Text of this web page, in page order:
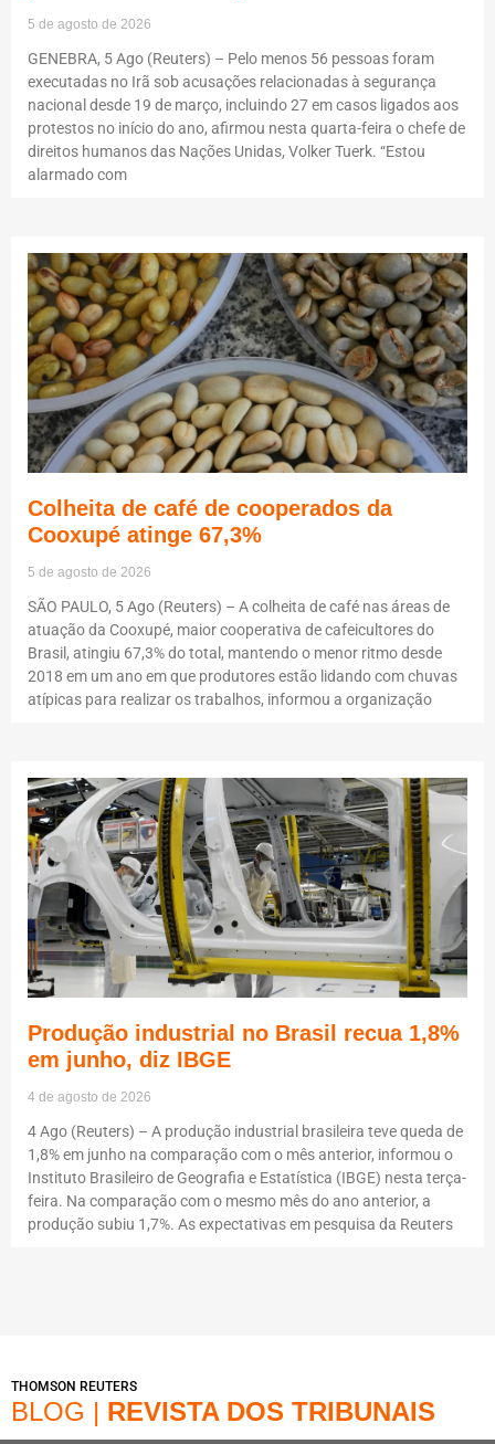
5 de agosto de 2026
GENEBRA, 5 Ago (Reuters) – Pelo menos 56 pessoas foram
executadas no Irã sob acusações relacionadas à segurança
nacional desde 19 de março, incluindo 27 em casos ligados aos
protestos no início do ano, afirmou nesta quarta-feira o chefe de
direitos humanos das Nações Unidas, Volker Tuerk. “Estou
alarmado com
Colheita de café de cooperados da
Cooxupé atinge 67,3%
5 de agosto de 2026
SÃO PAULO, 5 Ago (Reuters) – A colheita de café nas áreas de
atuação da Cooxupé, maior cooperativa de cafeicultores do
Brasil, atingiu 67,3% do total, mantendo o menor ritmo desde
2018 em um ano em que produtores estão lidando com chuvas
atípicas para realizar os trabalhos, informou a organização
Produção industrial no Brasil recua 1,8%
em junho, diz IBGE
4 de agosto de 2026
4 Ago (Reuters) – A produção industrial brasileira teve queda de
1,8% em junho na comparação com o mês anterior, informou o
Instituto Brasileiro de Geografia e Estatística (IBGE) nesta terça-
feira. Na comparação com o mesmo mês do ano anterior, a
produção subiu 1,7%. As expectativas em pesquisa da Reuters
THOMSON REUTERS
BLOG | REVISTA DOS TRIBUNAIS